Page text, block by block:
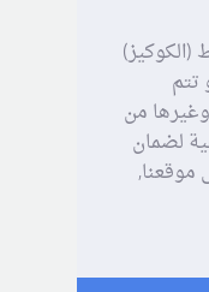
(الكوكيز)
تتم
مشاركة بعض المعلومات مع Google وغيرها من
لضمان